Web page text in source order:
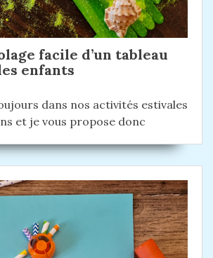
facile d’un tableau
enfants
dans nos activités estivales
et je vous propose donc